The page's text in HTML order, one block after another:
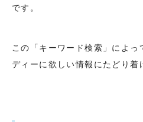
です。
この「キーワード検索」によっ
ディーに欲しい情報にたどり着